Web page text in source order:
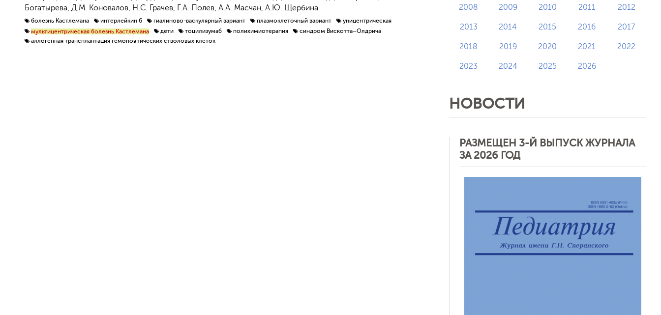
Богатырева, Д.М. Коновалов, Н.С. Грачев, Г.А. Полев, А.А. Масчан, А.Ю. Щербина
болезнь Кастлемана интерлейкин 6 гиалиново-васкулярный вариант плазмоклеточный вариант
уницентрическая
мультицентрическая болезнь Кастлемана
дети тоцилизумаб полихимиотерапия
синдром Вискотта–Олдрича
аллогенная трансплантация гемопоэтических стволовых клеток
2008 2009 2010 2011 2012
2013 2014 2015 2016 2017
2018 2019 2020 2021 2022
2023 2024 2025 2026
НОВОСТИ
РАЗМЕЩЕН 3-Й ВЫПУСК ЖУРНАЛА
ЗА 2026 ГОД